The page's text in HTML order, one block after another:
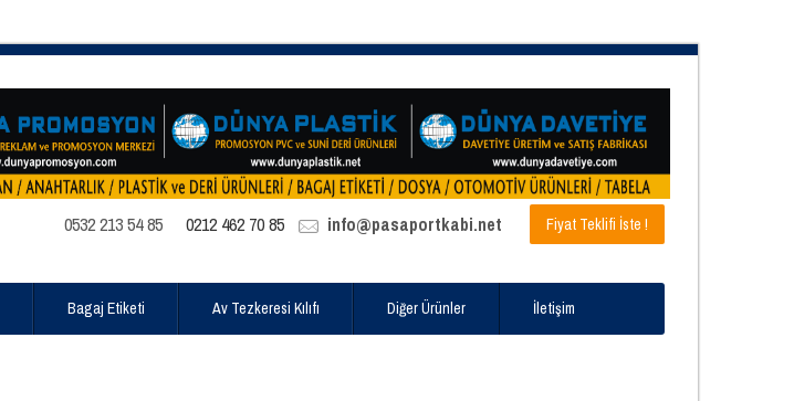
0532 213 54 85 0212 462 70 85 info@pasaportkabi.net Fiyat Teklifi İste !
Bagaj Etiketi Av Tezkeresi Kılıfı Diğer Ürünler İletişim